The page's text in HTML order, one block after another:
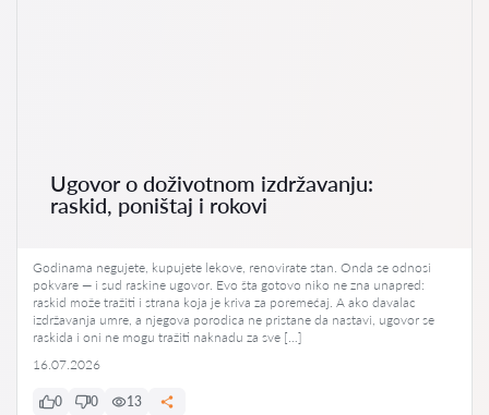
Ugovor o doživotnom izdržavanju:
raskid, poništaj i rokovi
Godinama negujete, kupujete lekove, renovirate stan. Onda se odnosi
pokvare — i sud raskine ugovor. Evo šta gotovo niko ne zna unapred:
raskid može tražiti i strana koja je kriva za poremećaj. A ako davalac
izdržavanja umre, a njegova porodica ne pristane da nastavi, ugovor se
raskida i oni ne mogu tražiti naknadu za sve […]
16.07.2026
0 0 13